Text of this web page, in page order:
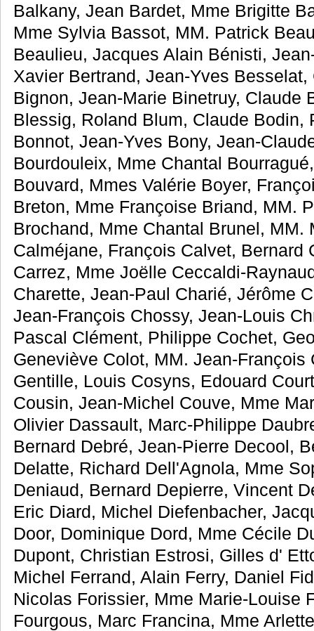
Balkany, Jean Bardet, Mme Brigitte
Mme Sylvia Bassot, MM. Patrick
Beaulieu, Jacques Alain Bénisti,
Xavier Bertrand, Jean-Yves
Bignon, Jean-Marie Binetruy, Claude
Blessig, Roland Blum, Claude Bodin,
Bonnot, Jean-Yves Bony, Jean-
Bourdouleix, Mme Chantal
Bouvard, Mmes Valérie Boyer,
Breton, Mme Françoise Briand, MM.
Brochand, Mme Chantal Brunel, MM.
Calméjane, François Calvet, Bernard
Carrez, Mme Joëlle Ceccaldi-
Charette, Jean-Paul Charié, Jérôme
Jean-François Chossy, Jean-Louis
Pascal Clément, Philippe Cochet,
Geneviève Colot, MM. Jean-François
Gentille, Louis Cosyns, Edouard
Cousin, Jean-Michel Couve, Mme
Olivier Dassault, Marc-Philippe
Bernard Debré, Jean-Pierre Decool,
Delatte, Richard Dell'Agnola, Mme
Deniaud, Bernard Depierre, Vincent
Eric Diard, Michel Diefenbacher,
Door, Dominique Dord, Mme Cécile
Dupont, Christian Estrosi, Gilles d'
Michel Ferrand, Alain Ferry, Daniel
Nicolas Forissier, Mme Marie-Louise
Fourgous, Marc Francina, Mme